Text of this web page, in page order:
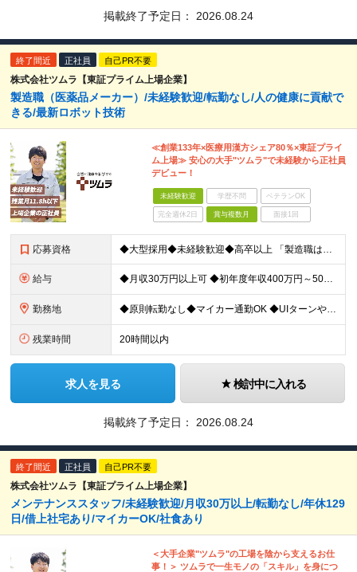
掲載終了予定日： 2026.08.24
終了間近 正社員 自己PR不要
株式会社ツムラ【東証プライム上場企業】
製造職（医薬品メーカー）/未経験歓迎/転勤なし/人の健康に貢献で
きる/最新ロボット技術
≪創業133年×医療用漢方シェア80％×東証プライ
ム上場≫ 安心の大手"ツムラ"で未経験から正社員
デビュー！
未経験歓迎 学歴不問 ベテランOK
完全週休2日 賞与複数月 面接1回
応募資格 ◆大型採用◆未経験歓迎◆高卒以上 「製造職は初めて…」という方でも大丈夫。 イチから丁寧にお教えしますのでご安心ください。 ＼こんなアナタにピッタリ／ ◎「人の健康に貢献したい」という想いがある
給与 ◆月収30万円以上可 ◆初年度年収400万円～500万円想定 月給21万7,080円～22万7,810円＋各種手当＋賞与年2回 ★「手当」や「賞与」が手厚いため、1年目未経験でも年収400万円以上
勤務地 ◆原則転勤なし◆マイカー通勤OK ◆UIターンや移住転職歓迎。Web面接実施中 ＜茨城工場＞ 茨城県稲敷郡阿見町吉原3586 ┗クリーンで働きやすいのが魅力です。 ★豊かな自然と便利な生活環境が調
残業時間 20時間以内
求人を見る 検討中に入れる
掲載終了予定日： 2026.08.24
終了間近 正社員 自己PR不要
株式会社ツムラ【東証プライム上場企業】
メンテナンススタッフ/未経験歓迎/月収30万以上/転勤なし/年休129
日/借上社宅あり/マイカーOK/社食あり
＜大手企業"ツムラ"の工場を陰から支えるお仕
事！＞ ツムラで一生モノの「スキル」を身につ